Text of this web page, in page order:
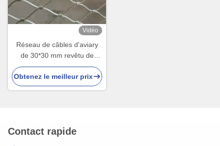
Vidéo
Réseau de câbles d'aviary
de 30*30 mm revêtu de
PVC, de poids léger, de 1,5
mm de diamètre pour les
cages d'oiseaux
Obtenez le meilleur prix
Contact rapide